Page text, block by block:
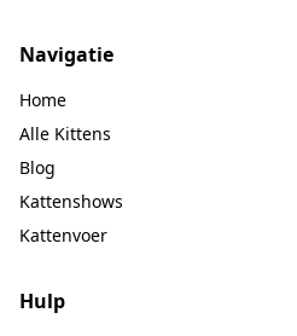
Navigatie
Home
Alle Kittens
Blog
Kattenshows
Kattenvoer
Hulp